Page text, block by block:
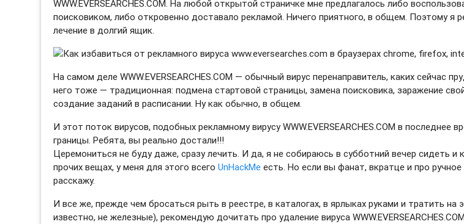
WWW.EVERSEARCHES.COM. На любой открытой страничке мне предлагалось либо
поисковиком, либо откровенно доставало рекламой. Ничего приятного, в общем. Поэтому я
лечение в долгий ящик.
На самом деле WWW.EVERSEARCHES.COM — обычный вирус перенаправитель, каких сейчас
него тоже — традиционная: подмена стартовой страницы, замена поисковика, заражение
создание заданий в расписании. Ну как обычно, в общем.
И этот поток вирусов, подобных рекламному вирусу WWW.EVERSEARCHES.COM в последнее
границы. Ребята, вы реально достали!!!
Церемониться не буду даже, сразу лечить. И да, я не собираюсь в субботний вечер сидеть и
прочих вещах, у меня для этого всегоUnHackMe есть. Но если вы фанат, вкратце и про
расскажу.
И все же, прежде чем бросаться рыть в реестре, в каталогах, в ярлыках руками и тратить на
известно, не железные), рекомендую дочитать про удаление вируса